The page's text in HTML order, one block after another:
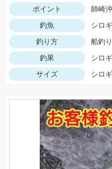
ポイント
師崎沖
釣魚
シロ
釣り方
船釣り
釣果
シロ
サイズ
シロ